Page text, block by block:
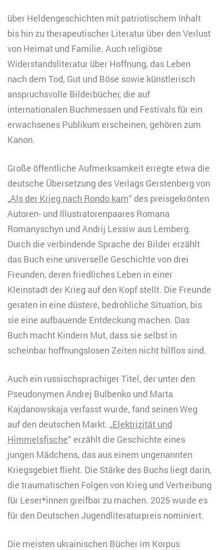
über Heldengeschichten mit patriotischem Inhalt
bis hin zu therapeutischer Literatur über den Verlust
von Heimat und Familie. Auch religiöse
Widerstandsliteratur über Hoffnung, das Leben
nach dem Tod, Gut und Böse sowie künstlerisch
anspruchsvolle Bilderbücher, die auf
internationalen Buchmessen und Festivals für ein
erwachsenes Publikum erscheinen, gehören zum
Kanon.
Große öffentliche Aufmerksamkeit erregte etwa die
deutsche Übersetzung des Verlags Gerstenberg von
„Als der Krieg nach Rondo kam“ des preisgekrönten
Autoren- und Illustratorenpaares Romana
Romanyschyn und Andrij Lessiw aus Lemberg.
Durch die verbindende Sprache der Bilder erzählt
das Buch eine universelle Geschichte von drei
Freunden, deren friedliches Leben in einer
Kleinstadt der Krieg auf den Kopf stellt. Die Freunde
geraten in eine düstere, bedrohliche Situation, bis
sie eine aufbauende Entdeckung machen. Das
Buch macht Kindern Mut, dass sie selbst in
scheinbar hoffnungslosen Zeiten nicht hilflos sind.
Auch ein russischsprachiger Titel, der unter den
Pseudonymen Andrej Bulbenko und Marta
Kajdanowskaja verfasst wurde, fand seinen Weg
auf den deutschen Markt. „Elektrizität und
Himmelsfische“ erzählt die Geschichte eines
jungen Mädchens, das aus einem ungenannten
Kriegsgebiet flieht. Die Stärke des Buchs liegt darin,
die traumatischen Folgen von Krieg und Vertreibung
für Leser*innen greifbar zu machen. 2025 wurde es
für den Deutschen Jugendliteraturpreis nominiert.
Die meisten ukrainischen Bücher im Korpus